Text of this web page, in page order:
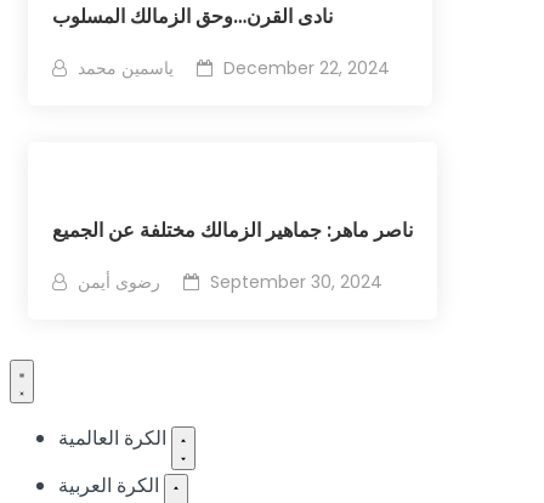
نادى القرن…وحق الزمالك المسلوب
ياسمين محمد December 22, 2024
ناصر ماهر: جماهير الزمالك مختلفة عن الجميع
رضوى أيمن September 30, 2024